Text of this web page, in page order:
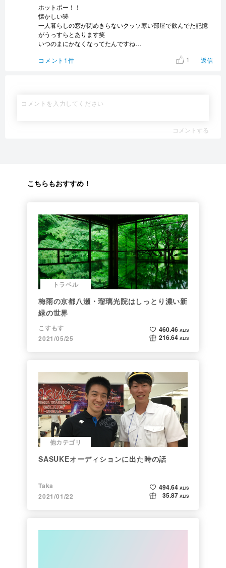
ホットポー！！
懐かしい🤣
一人暮らしの窓が閉めきらないクッソ寒い部屋で飲んでた記憶
がうっすらとあります笑
いつのまにかなくなってたんですね…
コメント1件
1 返信
コメントする
こちらもおすすめ！
トラベル
梅雨の京都八瀬・瑠璃光院はしっとり濃い新
緑の世界
こすもす
2021/05/25
460.46 ALIS
216.64 ALIS
他カテゴリ
SASUKEオーディションに出た時の話
Taka
2021/01/22
494.64 ALIS
35.87 ALIS